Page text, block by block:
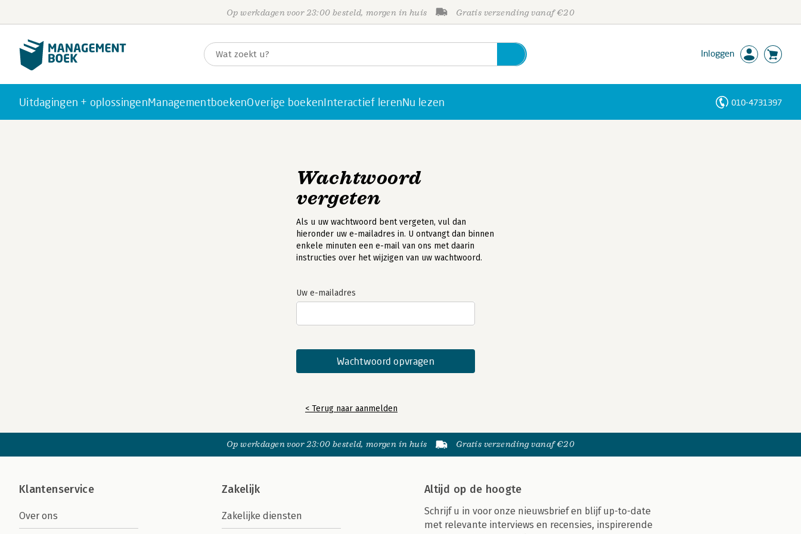
Op werkdagen voor 23:00 besteld, morgen in huis Gratis verzending vanaf €20
Inloggen
Uitdagingen + oplossingenManagementboekenOverige boekenInteractief lerenNu lezen 010-4731397
Wachtwoord
vergeten
Als u uw wachtwoord bent vergeten, vul dan
hieronder uw e-mailadres in. U ontvangt dan binnen
enkele minuten een e-mail van ons met daarin
instructies over het wijzigen van uw wachtwoord.
Uw e-mailadres
< Terug naar aanmelden
Op werkdagen voor 23:00 besteld, morgen in huis Gratis verzending vanaf €20
Klantenservice
Over ons
Zakelijk
Zakelijke diensten
Altijd op de hoogte
Schrijf u in voor onze nieuwsbrief en blijf up-to-date
met relevante interviews en recensies, inspirerende
Personen